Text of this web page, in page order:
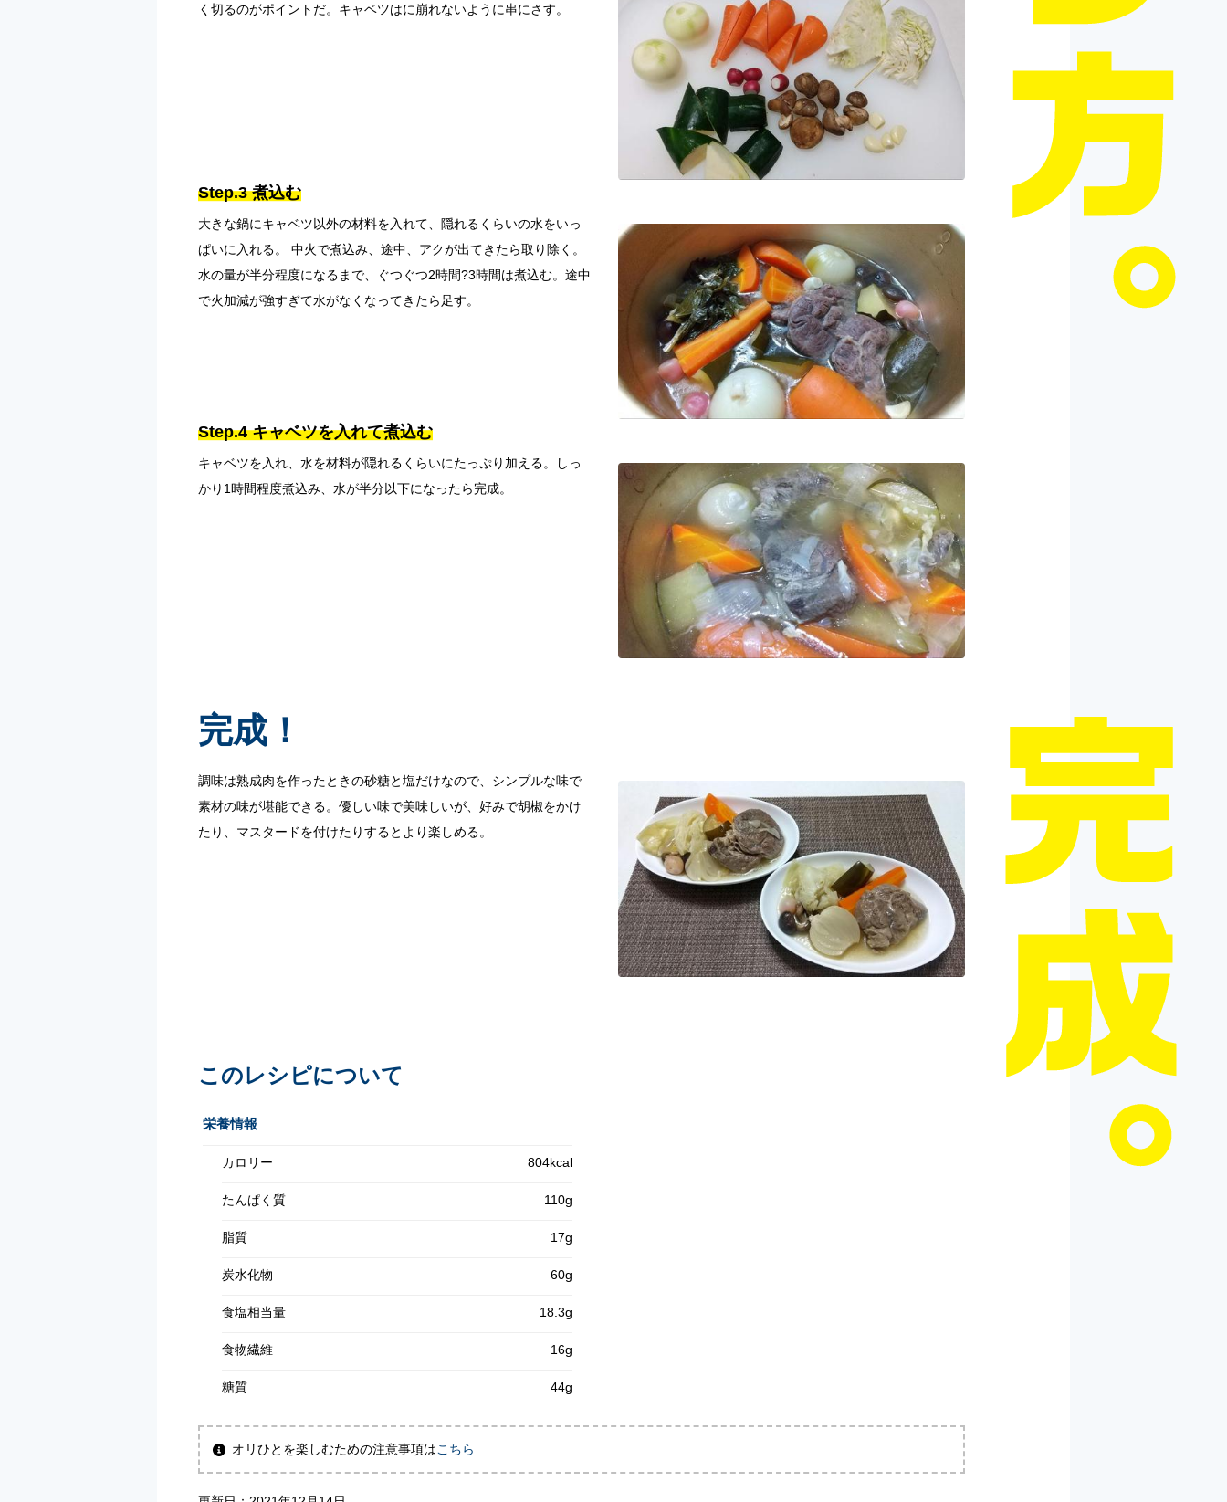
く切るのがポイントだ。キャベツはに崩れないように串にさす。
Step.3 煮込む
大きな鍋にキャベツ以外の材料を入れて、隠れるくらいの水をいっ
ぱいに入れる。 中火で煮込み、途中、アクが出てきたら取り除く。
水の量が半分程度になるまで、ぐつぐつ2時間?3時間は煮込む。途中
で火加減が強すぎて水がなくなってきたら足す。
Step.4 キャベツを入れて煮込む
キャベツを入れ、水を材料が隠れるくらいにたっぷり加える。しっ
かり1時間程度煮込み、水が半分以下になったら完成。
完成！
調味は熟成肉を作ったときの砂糖と塩だけなので、シンプルな味で
素材の味が堪能できる。優しい味で美味しいが、好みで胡椒をかけ
たり、マスタードを付けたりするとより楽しめる。
このレシピについて
栄養情報
カロリー 804kcal
たんぱく質 110g
脂質 17g
炭水化物 60g
食塩相当量 18.3g
食物繊維 16g
糖質 44g
オリひとを楽しむための注意事項はこちら